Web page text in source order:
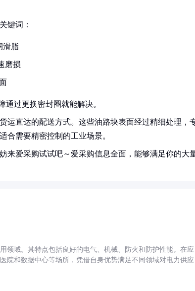
键词：
滑脂
磨损
通过更换密封圈就能解决。
运直达的配送方式。这些油路块表面经过精细处理，
合需要精密控制的工业场景。
来爱采购试试吧～爱采购信息全面，能够满足你的大
领域。其特点包括良好的电气、机械、防火和防护性能。在应
院和数据中心等场所，凭借自身优势满足不同领域对电力供应